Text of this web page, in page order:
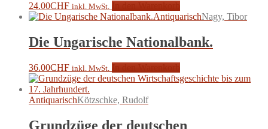
24.00CHF inkl. MwSt.
AntiquarischNagy, Tibor
Die Ungarische Nationalbank.
36.00CHF inkl. MwSt.
AntiquarischKötzschke, Rudolf
Grundzüge der deutschen